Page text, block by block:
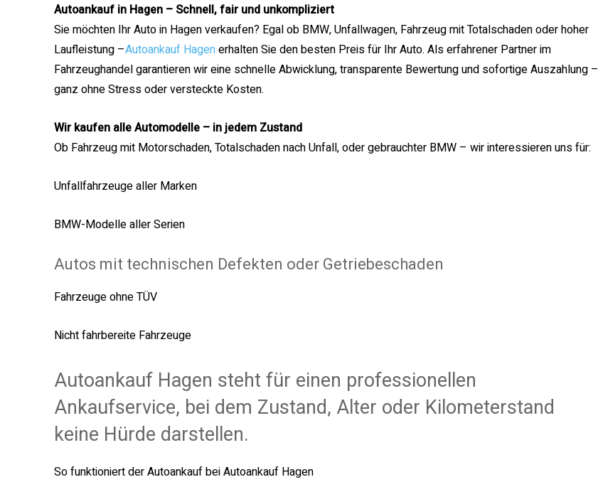
Autoankauf in Hagen – Schnell, fair und unkompliziert
Sie möchten Ihr Auto in Hagen verkaufen? Egal ob BMW, Unfallwagen, Fahrzeug mit Totalschaden oder hoher
Laufleistung –Autoankauf Hagenerhalten Sie den besten Preis für Ihr Auto. Als erfahrener Partner im
Fahrzeughandel garantieren wir eine schnelle Abwicklung, transparente Bewertung und sofortige Auszahlung –
ganz ohne Stress oder versteckte Kosten.
Wir kaufen alle Automodelle – in jedem Zustand
Ob Fahrzeug mit Motorschaden, Totalschaden nach Unfall, oder gebrauchter BMW – wir interessieren uns für:
Unfallfahrzeuge aller Marken
BMW-Modelle aller Serien
Autos mit technischen Defekten oder Getriebeschaden
Fahrzeuge ohne TÜV
Nicht fahrbereite Fahrzeuge
Autoankauf Hagen steht für einen professionellen
Ankaufservice, bei dem Zustand, Alter oder Kilometerstand
keine Hürde darstellen.
So funktioniert der Autoankauf bei Autoankauf Hagen